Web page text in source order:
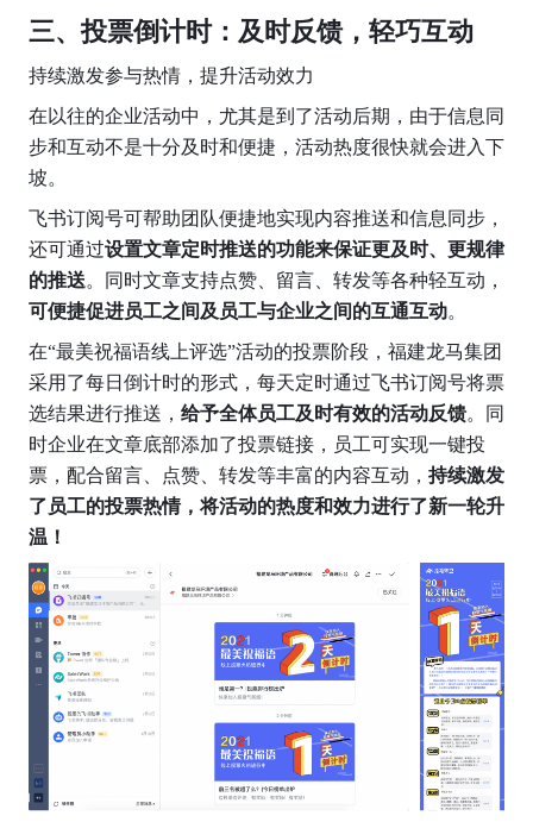
三、投票倒计时：及时反馈，轻巧互动
持续激发参与热情，提升活动效力
在以往的企业活动中，尤其是到了活动后期，由于信息同
步和互动不是十分及时和便捷，活动热度很快就会进入下
坡。
飞书订阅号可帮助团队便捷地实现内容推送和信息同步，
还可通过设置文章定时推送的功能来保证更及时、更规律
的推送。同时文章支持点赞、留言、转发等各种轻互动，
可便捷促进员工之间及员工与企业之间的互通互动。
在“最美祝福语线上评选”活动的投票阶段，福建龙马集团
采用了每日倒计时的形式，每天定时通过飞书订阅号将票
选结果进行推送， 给予全体员工及时有效的活动反馈。同
时企业在文章底部添加了投票链接，员工可实现一键投
票，配合留言、点赞、转发等丰富的内容互动， 持续激发
了员工的投票热情，将活动的热度和效力进行了新一轮升
温！